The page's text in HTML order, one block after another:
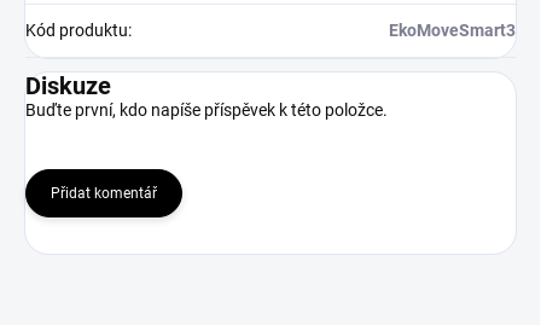
Kód produktu: EkoMoveSmart3
Diskuze
Buďte první, kdo napíše příspěvek k této položce.
Přidat komentář